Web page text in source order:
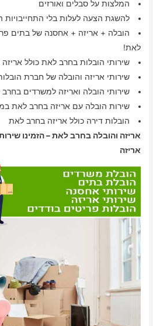
המלצות על סבלים ואורזים
להשגת הצעה לעלות בלי התחייבויות
הובלה + אריזה + אחסנה של בתים
לאת!
שירותי הובלות בחרב לאת כולל
שירותי אריזה והובלה של חברת
שירותי הובלה ואריזה למשרדים
שירות הובלה עם אריזה בחרב לאת
הובלות דירה כולל אריזה בחרב לאת
אריזה והובלה בחרב לאת – הזמינו
אריזה